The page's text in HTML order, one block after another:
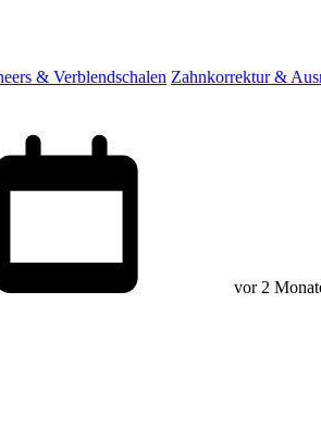
& Verblendschalen Zahnkorrektur &
vor 2